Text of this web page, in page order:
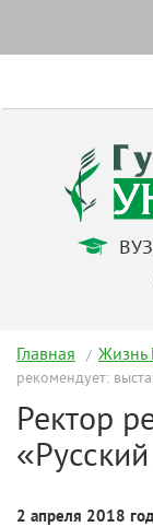
Главная Жизнь
рекомендует:
Ректор
2 апреля 2018